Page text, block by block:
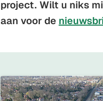
project. Wilt u niks
aan voor de